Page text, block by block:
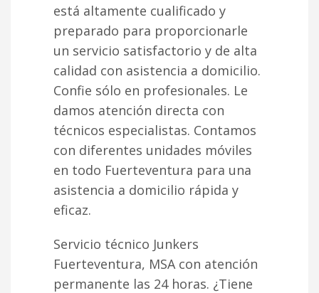
está altamente cualificado y
preparado para proporcionarle
un servicio satisfactorio y de alta
calidad con asistencia a domicilio.
Confie sólo en profesionales. Le
damos atención directa con
técnicos especialistas. Contamos
con diferentes unidades móviles
en todo Fuerteventura para una
asistencia a domicilio rápida y
eficaz.
Servicio técnico Junkers
Fuerteventura, MSA con atención
permanente las 24 horas. ¿Tiene